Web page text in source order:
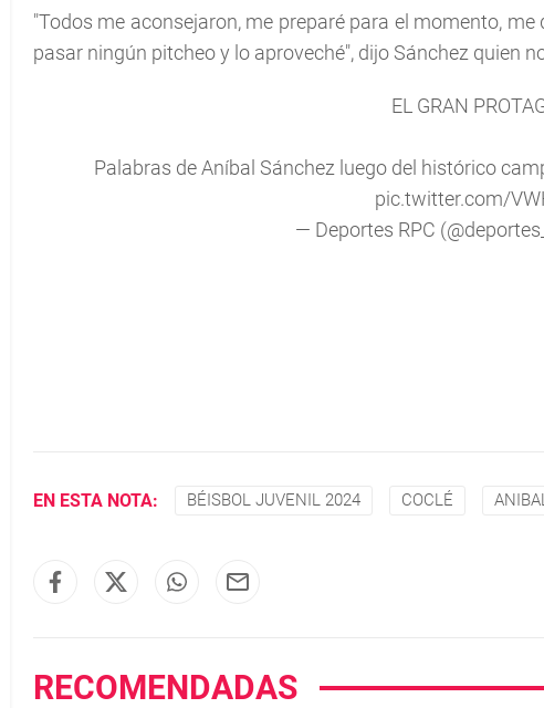
"Todos me aconsejaron, me preparé para el momento,
pasar ningún pitcheo y lo aproveché", dijo Sánchez quien
EL GRAN
Palabras de Aníbal Sánchez luego del histórico
pic.twitter.com/
— Deportes RPC
EN ESTA NOTA: BÉISBOL JUVENIL 2024 COCLÉ
RECOMENDADAS